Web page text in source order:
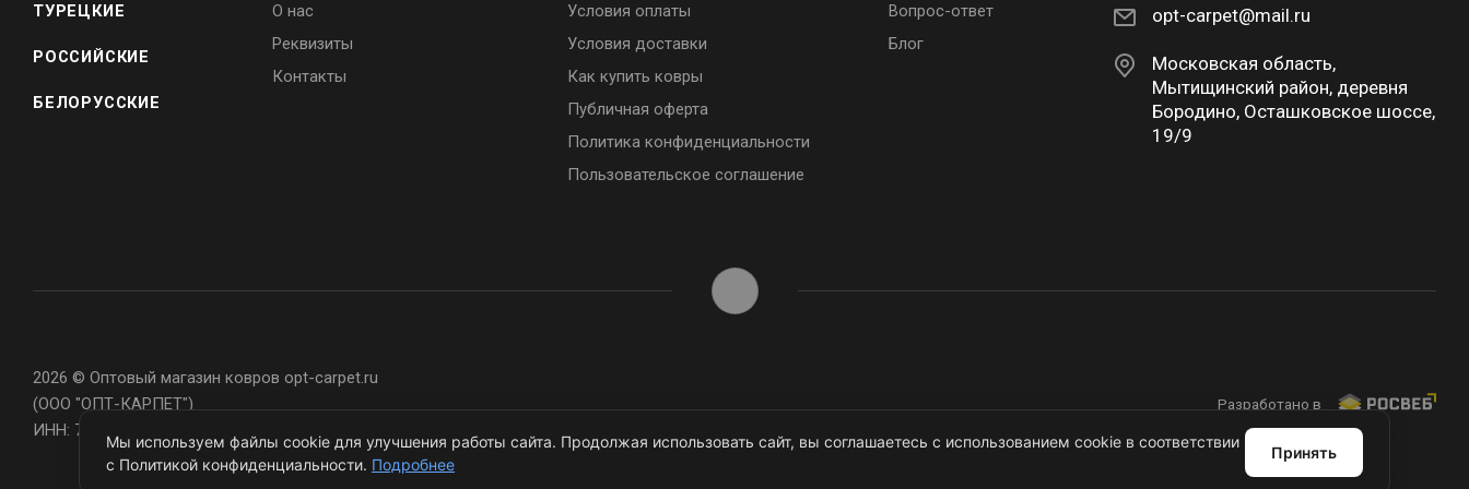
ТУРЕЦКИЕ
РОССИЙСКИЕ
БЕЛОРУССКИЕ
О нас
Реквизиты
Контакты
Условия оплаты
Условия доставки
Как купить ковры
Публичная оферта
Политика конфиденциальности
Пользовательское соглашение
Вопрос-ответ
Блог
opt-carpet@mail.ru
Московская область,
Мытищинский район, деревня
Бородино, Осташковское шоссе,
19/9
2026 © Оптовый магазин ковров opt-carpet.ru
(ООО "ОПТ-КАРПЕТ")
ИНН: 7743907105
Разработано в
Мы используем файлы cookie для улучшения работы сайта. Продолжая использовать сайт, вы соглашаетесь с использованием cookie в соответствии
с Политикой конфиденциальности. Подробнее
Принять